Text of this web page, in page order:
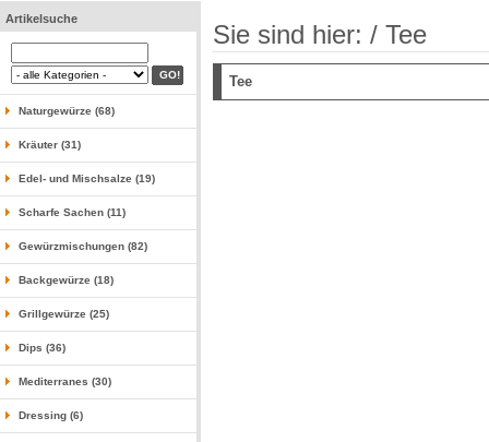
Artikelsuche
Naturgewürze (68)
Kräuter (31)
Edel- und Mischsalze (19)
Scharfe Sachen (11)
Gewürzmischungen (82)
Backgewürze (18)
Grillgewürze (25)
Dips (36)
Mediterranes (30)
Dressing (6)
Sie sind hier: / Tee
Tee